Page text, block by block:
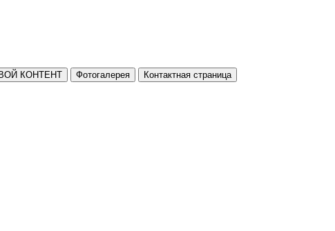
КОНТЕНТ Фотогалерея Контактная страница